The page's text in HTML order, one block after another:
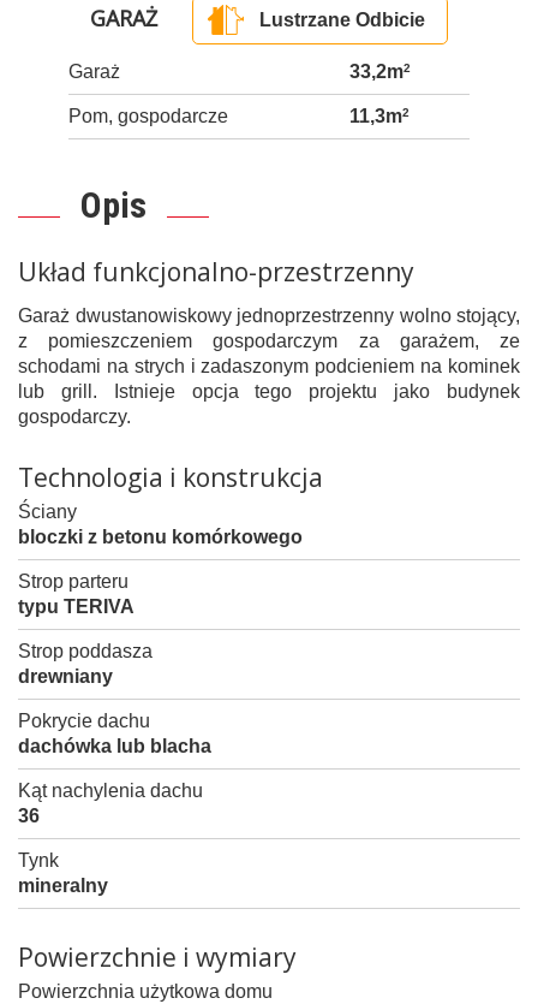
GARAŻ Lustrzane Odbicie
Garaż 33,2m2
Pom, gospodarcze 11,3m2
Opis
Układ funkcjonalno-przestrzenny
Garaż dwustanowiskowy jednoprzestrzenny wolno stojący,
z pomieszczeniem gospodarczym za garażem, ze
schodami na strych i zadaszonym podcieniem na kominek
lub grill. Istnieje opcja tego projektu jako budynek
gospodarczy.
Technologia i konstrukcja
Ściany
bloczki z betonu komórkowego
Strop parteru
typu TERIVA
Strop poddasza
drewniany
Pokrycie dachu
dachówka lub blacha
Kąt nachylenia dachu
36
Tynk
mineralny
Powierzchnie i wymiary
Powierzchnia użytkowa domu